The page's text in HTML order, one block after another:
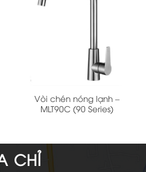
Vòi chén nóng lạnh –
MLT90C (90 Series)
CHỈ